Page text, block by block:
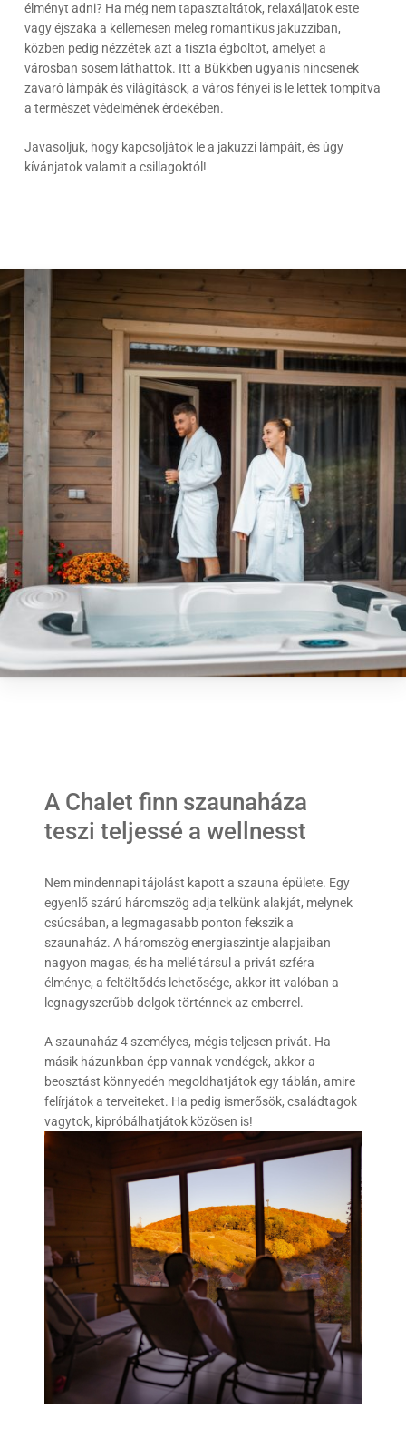
élményt adni? Ha még nem tapasztaltátok, relaxáljatok este
vagy éjszaka a kellemesen meleg romantikus jakuzziban,
közben pedig nézzétek azt a tiszta égboltot, amelyet a
városban sosem láthattok. Itt a Bükkben ugyanis nincsenek
zavaró lámpák és világítások, a város fényei is le lettek tompítva
a természet védelmének érdekében.
Javasoljuk, hogy kapcsoljátok le a jakuzzi lámpáit, és úgy
kívánjatok valamit a csillagoktól!
A Chalet finn szaunaháza
teszi teljessé a wellnesst
Nem mindennapi tájolást kapott a szauna épülete. Egy
egyenlő szárú háromszög adja telkünk alakját, melynek
csúcsában, a legmagasabb ponton fekszik a
szaunaház. A háromszög energiaszintje alapjaiban
nagyon magas, és ha mellé társul a privát szféra
élménye, a feltöltődés lehetősége, akkor itt valóban a
legnagyszerűbb dolgok történnek az emberrel.
A szaunaház 4 személyes, mégis teljesen privát. Ha
másik házunkban épp vannak vendégek, akkor a
beosztást könnyedén megoldhatjátok egy táblán, amire
felírjátok a terveiteket. Ha pedig ismerősök, családtagok
vagytok, kipróbálhatjátok közösen is!